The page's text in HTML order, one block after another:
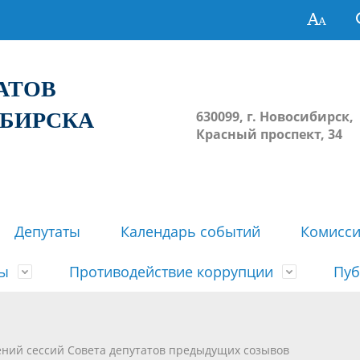
630099, г. Новосибирск,
Красный проспект, 34
Депутаты Календарь событий
решений сессий Совета
недействующими решений
Противодействие коррупции
сессий Совета депутатов предыдущих созывов